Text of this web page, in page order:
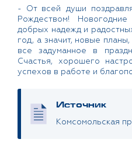
- От всей души
Рождеством!
добрых надежд и
год, а значит, новые
все задуманное в
Счастья, хорошего
успехов в работе и
Источник
Комсомольская